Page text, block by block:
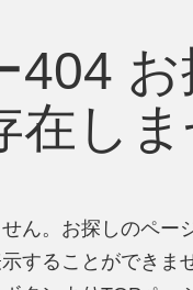
404
在し
ん。お探しのペー
することができま